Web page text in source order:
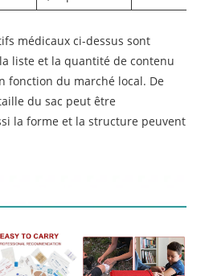
médicaux ci-dessus sont
liste et la quantité de contenu
fonction du marché local. De
du sac peut être
la forme et la structure peuvent